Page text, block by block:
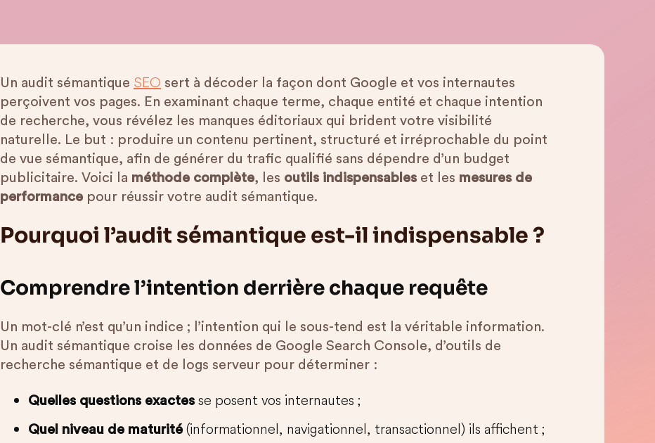
Un audit sémantique SEO sert à décoder la façon dont Google et vos internautes
perçoivent vos pages. En examinant chaque terme, chaque entité et chaque intention
de recherche, vous révélez les manques éditoriaux qui brident votre visibilité
naturelle. Le but : produire un contenu pertinent, structuré et irréprochable du point
de vue sémantique, afin de générer du trafic qualifié sans dépendre d’un budget
publicitaire. Voici la méthode complète, les outils indispensables et les mesures de
performance pour réussir votre audit sémantique.
Pourquoi l’audit sémantique est-il indispensable ?
Comprendre l’intention derrière chaque requête
Un mot-clé n’est qu’un indice ; l’intention qui le sous-tend est la véritable information.
Un audit sémantique croise les données de Google Search Console, d’outils de
recherche sémantique et de logs serveur pour déterminer :
Quelles questions exactes se posent vos internautes ;
Quel niveau de maturité (informationnel, navigationnel, transactionnel) ils affichent ;